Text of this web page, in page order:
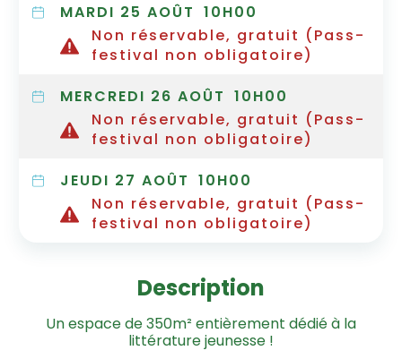
MARDI 25 AOÛT 10H00
Non réservable, gratuit (Pass-
festival non obligatoire)
MERCREDI 26 AOÛT 10H00
Non réservable, gratuit (Pass-
festival non obligatoire)
JEUDI 27 AOÛT 10H00
Non réservable, gratuit (Pass-
festival non obligatoire)
Description
Un espace de 350m² entièrement dédié à la
littérature jeunesse !